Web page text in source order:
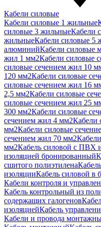
Кабели силовые
Кабели силовые 1 жильные
силовые 3 жильныеКабели
жильныеКабели силовые 5
алюминийКабели силовые
жил 1 мм2Кабели силовые
силовые сечением жил 10
120 мм2Кабели силовые
силовые сечением жил 16
2,5 мм2Кабели силовые
силовые сечением жил 25
300 мм2Кабели силовые
сечением жил 4 мм2Кабели
мм2Кабели силовые
сечением жил 70 мм2
мм2Кабель силовой с ПВХ
изоляцией бронированный
сшитого полиэтилена
изоляцииКабель силовой в
Кабели контроля и
Кабель контрольный из
содержащих галогенов
изоляциейКабель
Кабели и провода